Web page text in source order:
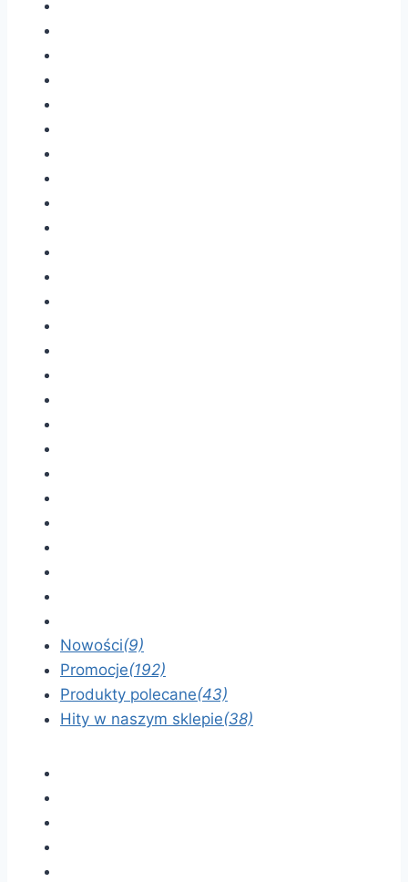
Nowości(9)
Promocje(192)
Produkty polecane(43)
Hity w naszym sklepie(38)